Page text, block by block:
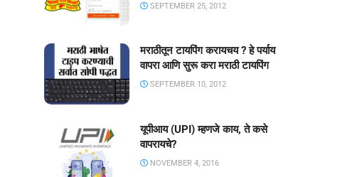
SEPTEMBER 25, 2012
मराठीतून टायपिंग करायचय ? हे पर्याय
वापरा आणि सुरू करा मराठी टायपिंग
SEPTEMBER 10, 2012
यूपीआय (UPI) म्हणजे काय, ते कसे
वापरायचे?
NOVEMBER 4, 2016